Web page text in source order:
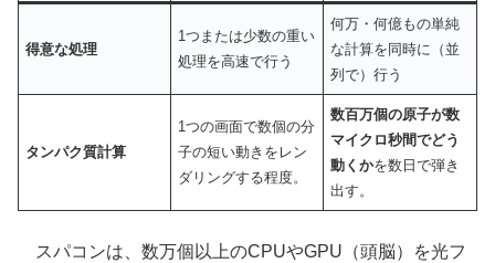
得意な処理
1つまたは少数の重い
処理を高速で行う
何万・何億もの単純
な計算を同時に（並
列で）行う
タンパク質計算
1つの画面で数個の分
子の短い動きをレン
ダリングする程度。
数百万個の原子が数
マイクロ秒間でどう
動くかを数日で弾き
出す。
スパコンは、数万個以上のCPUやGPU（頭脳）を光フ